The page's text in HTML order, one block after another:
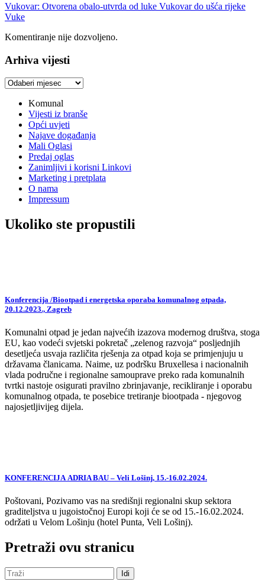
Vukovar: Otvorena obalo-utvrda od luke Vukovar do ušća rijeke
Vuke
Komentiranje nije dozvoljeno.
Arhiva vijesti
Arhiva
Komunal
Vijesti iz branše
Opći uvjeti
Najave događanja
Mali Oglasi
Predaj oglas
Zanimljivi i korisni Linkovi
Marketing i pretplata
O nama
Impressum
Ukoliko ste propustili
Konferencija /Biootpad i energetska oporaba komunalnog otpada,
20.12.2023., Zagreb
Komunalni otpad je jedan najvećih izazova modernog društva, stoga
EU, kao vodeći svjetski pokretač „zelenog razvoja“ posljednjih
desetljeća usvaja različita rješenja za otpad koja se primjenjuju u
državama članicama. Naime, uz podršku Bruxellesa i nacionalnih
vlada područne i regionalne samouprave preko rada komunalnih
tvrtki nastoje osigurati pravilno zbrinjavanje, recikliranje i oporabu
komunalnog otpada, te posebice tretiranje biootpada - njegovog
najosjetljivijeg dijela.
KONFERENCIJA ADRIA BAU – Veli Lošinj, 15.-16.02.2024.
Poštovani, Pozivamo vas na središnji regionalni skup sektora
graditeljstva u jugoistočnoj Europi koji će se od 15.-16.02.2024.
održati u Velom Lošinju (hotel Punta, Veli Lošinj).
Pretraži ovu stranicu